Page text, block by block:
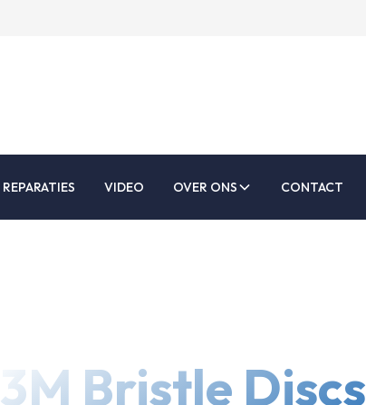
REPARATIES VIDEO OVER ONS CONTACT
3M Bristle Discs